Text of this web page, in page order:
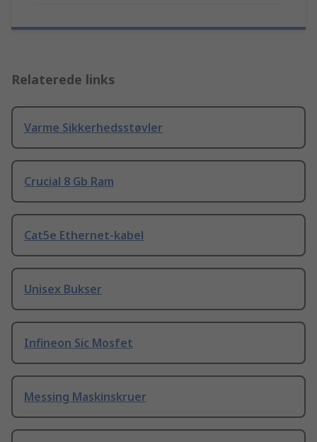
Relaterede links
Varme Sikkerhedsstøvler
Crucial 8 Gb Ram
Cat5e Ethernet-kabel
Unisex Bukser
Infineon Sic Mosfet
Messing Maskinskruer